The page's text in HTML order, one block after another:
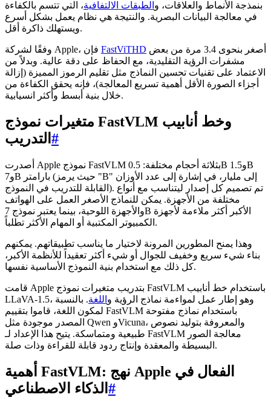
بنمذجة الأنماط والعلاقات، و الطبقات الالتفافية، التي تتسم بالكفاءة
في معالجة البيانات البصرية. والنتيجة هي نظام يعمل بشكل أسرع
ويستهلك ذاكرة أقل.
FastViTHD
مشفرات الرؤية التقليدية، مع الحفاظ على دقة عالية. وبدلاً من
الاعتماد على تقنيات تحسين النماذج مثل تقليم الرموز المميزة (إزالة
أجزاء الصورة الأقل أهمية تسريع المعالجة)، فإنه يحقق الكفاءة من
خلال بنية أبسط وأكثر انسيابية.
متغيرات نموذج FastVLM وخط أنابيب
التدريب #
أصدرت Apple نموذج FastVLM بثلاثة أحجام مختلفة: 0.5B و1.5B
و7B بارامتر (حيث يرمز "B" إلى مليار، في إشارة إلى عدد الأوزان
القابلة للتدريب في النموذج). تم تصميم كل إصدار ليتناسب مع أنواع
مختلفة من الأجهزة. يمكن للنماذج الأصغر العمل على الهواتف
والأجهزة اللوحية، بينما يعتبر نموذج 7B الأكبر أكثر ملاءمة لأجهزة
الكمبيوتر المكتبية أو المهام الأكثر تطلباً.
وهذا يمنح المطورين المرونة لاختيار ما يناسب تطبيقاتهم. يمكنهم
بناء شيء سريع وخفيف للجوال أو شيء أكثر تعقيداً للأنظمة الأكبر،
كل ذلك مع استخدام بنية النموذج الأساسية نفسها.
قامت Apple بتدريب متغيرات نموذج FastVLM باستخدام خط أنابيب
LLaVA-1.5، وهو إطار عمل لمواءمة نماذج الرؤية و اللغة. بالنسبة
لمكون اللغة، قاموا بتقييم FastVLM باستخدام نماذج مفتوحة
المصدر موجودة مثل Qwen وVicuna، والمعروفة بتوليد نصوص
طبيعية ومتماسكة. يتيح هذا الإعداد لـ FastVLM معالجة الصور
البسيطة والمعقدة وإنتاج ردود قابلة للقراءة وذات صلة.
أهمية FastVLM: نهج Apple الفعال في
الذكاء الاصطناعي #